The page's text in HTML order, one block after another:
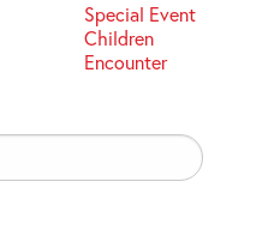
Special Event
Children
Encounter